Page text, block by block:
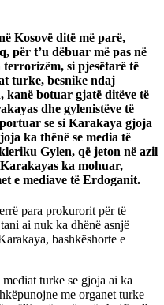
Kosovë ditë më parë,
për t’u dëbuar më pas në
si pjesëtarë të
turke, besnike ndaj
kanë botuar gjatë ditëve të
dhe gylenistëve të
se si Karakaya gjoja
ka thënë se media të
Gylen, që jeton në azil
ka mohuar,
e mediave të Erdoganit.
para prokurorit për të
ai nuk ka dhënë asnjë
bashkëshorte e
turke se gjoja ai ka
me organet turke